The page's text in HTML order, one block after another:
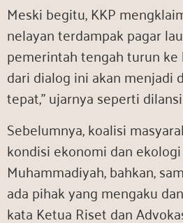
Meski begitu, KKP
nelayan terdampak pagar
pemerintah tengah turun ke
dari dialog ini akan menjadi
tepat,” ujarnya seperti
Sebelumnya, koalisi
kondisi ekonomi dan
Muhammadiyah, bahkan,
ada pihak yang mengaku
kata Ketua Riset dan